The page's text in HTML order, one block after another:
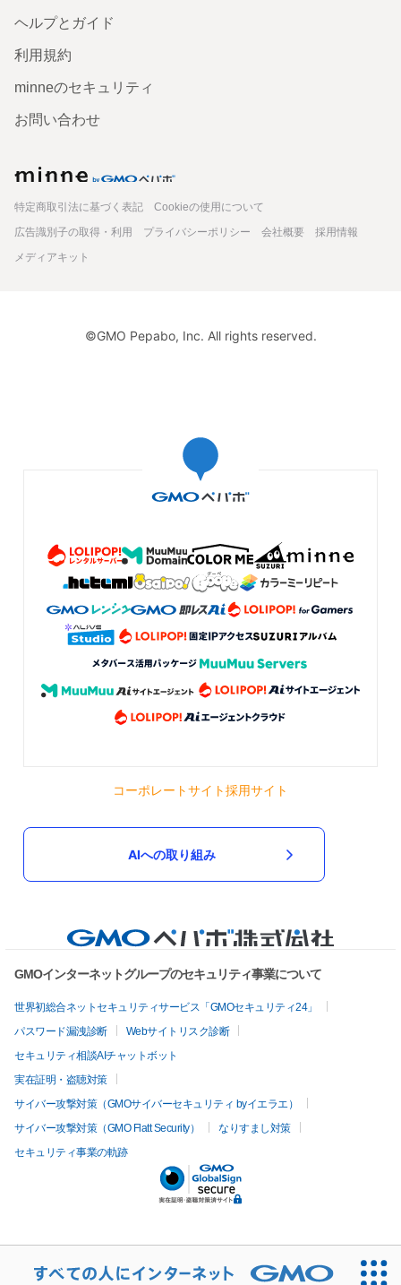
ヘルプとガイド
利用規約
minneのセキュリティ
お問い合わせ
特定商取引法に基づく表記
Cookieの使用について
広告識別子の取得・利用
プライバシーポリシー 会社概要
採用情報
メディアキット
©GMO Pepabo, Inc. All rights reserved.
コーポレートサイト採用サイト
AIへの取り組み
GMOインターネットグループのセキュリティ事業について
世界初総合ネットセキュリティサービス「GMOセキュリティ24」
パスワード漏洩診断
Webサイトリスク診断
セキュリティ相談AIチャットボット
実在証明・盗聴対策
サイバー攻撃対策（GMOサイバーセキュリティ byイエラエ）
サイバー攻撃対策（GMO Flatt Security）
なりすまし対策
セキュリティ事業の軌跡